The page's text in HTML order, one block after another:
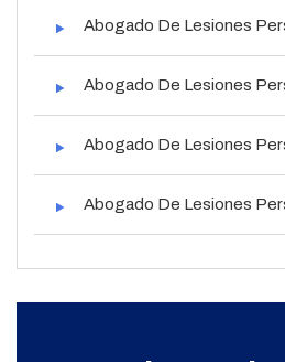
Abogado De Lesiones
Abogado De Lesiones
Abogado De Lesiones
Abogado De Lesiones